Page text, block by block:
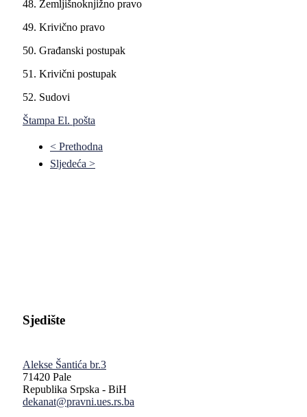
48. Zemlјišnoknjižno pravo
49. Krivično pravo
50. Građanski postupak
51. Krivični postupak
52. Sudovi
Štampa El. pošta
< Prethodna
Sljedeća >
Sjedište
Alekse Šantića br.3
71420 Pale
Republika Srpska - BiH
dekanat@pravni.ues.rs.ba